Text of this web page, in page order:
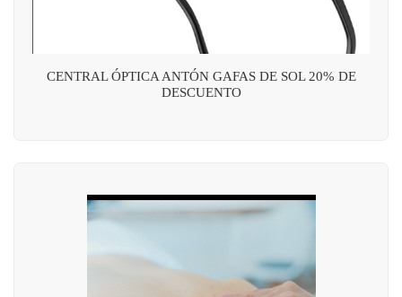
CENTRAL ÓPTICA ANTÓN GAFAS DE SOL 20% DE
DESCUENTO